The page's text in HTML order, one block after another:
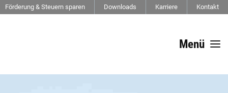
Förderung & Steuern sparen Downloads Karriere Kontakt
Menü